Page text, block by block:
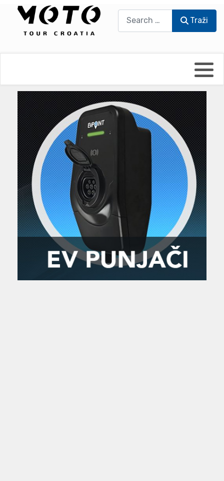
Traži
UmPaDrum
Moto servisi
Impressum
Damir Žerić - ELPASSO
Dario Dinter - Moto TOZ
Igor Kreč - UmPaDrum
Igor Kukec Brmbi
Slaven Gajdek
MTC - Moto Tour Croatia
Moto putopisi
Vikend vožnje
Zanimljivost
Najave i noviteti